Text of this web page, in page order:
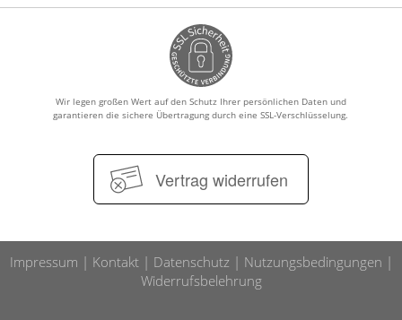
Wir legen großen Wert auf den Schutz Ihrer persönlichen Daten und
garantieren die sichere Übertragung durch eine SSL-Verschlüsselung.
Vertrag widerrufen
Impressum Kontakt Datenschutz
Nutzungsbedingungen
Widerrufsbelehrung